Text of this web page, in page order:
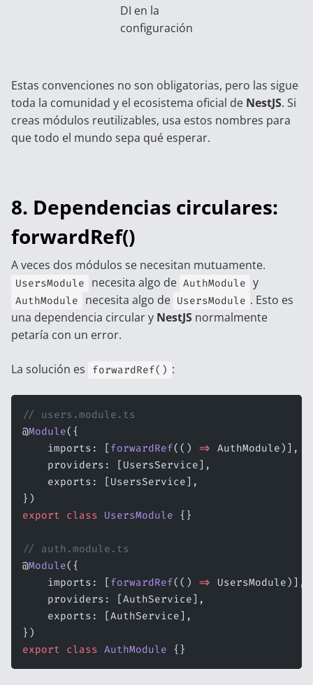
DI en la
configuración
Estas convenciones no son obligatorias, pero las sigue
toda la comunidad y el ecosistema oficial de NestJS. Si
creas módulos reutilizables, usa estos nombres para
que todo el mundo sepa qué esperar.
8. Dependencias circulares:
forwardRef()
A veces dos módulos se necesitan mutuamente.
UsersModule necesita algo de AuthModule y
AuthModule necesita algo de UsersModule . Esto es
una dependencia circular y NestJS normalmente
petaría con un error.
La solución es forwardRef() :
// users.module.ts
@Module({
    imports: [
forwardRef(() => AuthModule)],
    providers: [UsersService],
    exports: [UsersService],
})
export class UsersModule {}
// auth.module.ts
@Module({
    imports: [
forwardRef(() =>
UsersModule)],
    providers: [AuthService],
    exports: [AuthService],
})
export class AuthModule {}